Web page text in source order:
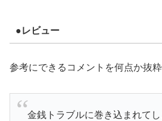
●レビュー
参考にできるコメントを何点か抜粋
金銭トラブルに巻き込まれて